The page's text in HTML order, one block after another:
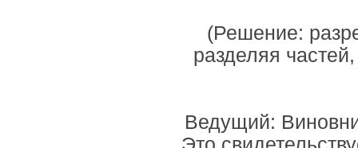
(Решение:
разделяя
Ведущий: